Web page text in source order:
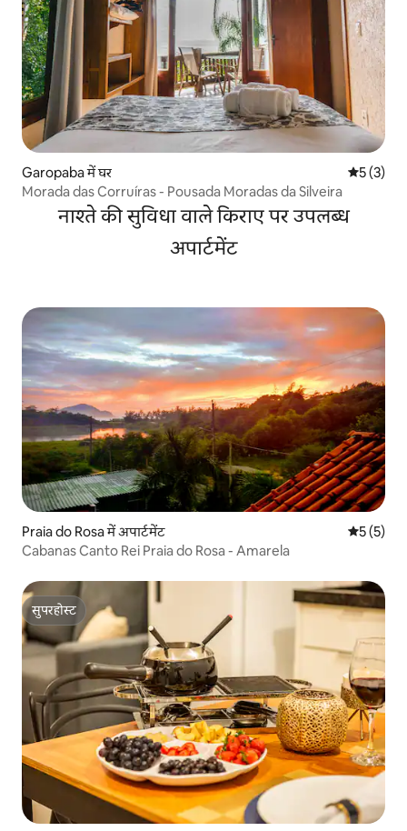
Garopaba में घर औसत रेटिंग
5 (3)
Morada das Corruíras - Pousada Moradas da Silveira
नाश्ते की सुविधा वाले किराए पर उपलब्ध
अपार्टमेंट
Praia do Rosa में अपार्टमेंट औसत रेटिंग
5 (5)
Cabanas Canto Rei Praia do Rosa - Amarela
सुपरहोस्ट
सुपरहोस्ट